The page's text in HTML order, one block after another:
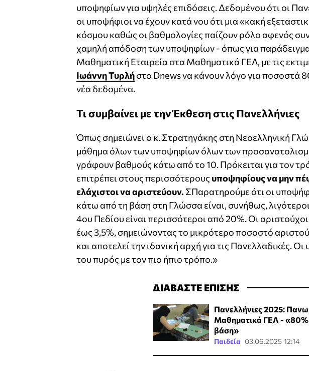
υποψηφίων για υψηλές επιδόσεις. Δεδομένου ότι οι
οι υποψήφιοι να έχουν κατά νου ότι μια «κακή
κόσμου καθώς οι βαθμολογίες παίζουν ρόλο αφενός
χαμηλή απόδοση των υποψηφίων - όπως για
Μαθηματική Εταιρεία στα Μαθηματικά ΓΕΛ, με τις
Ιωάννη Τυρλήστο Dnews να κάνουν λόγο για ποσοστά
νέα δεδομένα.
Τι συμβαίνει με την Έκθεση στις Πανελλήνιες
Όπως σημειώνει ο κ. Στρατηγάκης στη Νεοελληνική
μάθημα όλων των υποψηφίων όλων των
γράφουν βαθμούς κάτω από το 10. Πρόκειται για τον
επιτρέπει στους περισσότερους υποψηφίους να μην
ελάχιστοι να αριστεύουν. ΣΠαρατηρούμε ότι οι
κάτω από τη βάση στη Γλώσσα είναι, συνήθως,
4ου Πεδίου είναι περισσότεροι από 20%. Οι
έως 3,5%, σημειώνοντας το μικρότερο ποσοστό
και αποτελεί την ιδανική αρχή για τις Πανελλαδικές.
του πυρός με τον πιο ήπιο τρόπο.»
ΔΙΑΒΑΣΤΕ ΕΠΙΣΗΣ
Πανελλήνιες 2025:
Μαθηματικά ΓΕΛ -
βάση»
Παιδεία 03.06.2025 12:14